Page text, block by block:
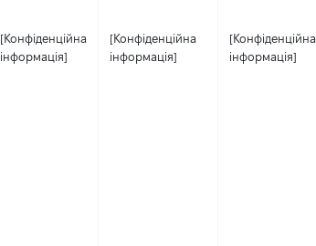
[Конфіденційна
інформація]
[Конфіденційна
інформація]
[Конфіденційна
інформація]